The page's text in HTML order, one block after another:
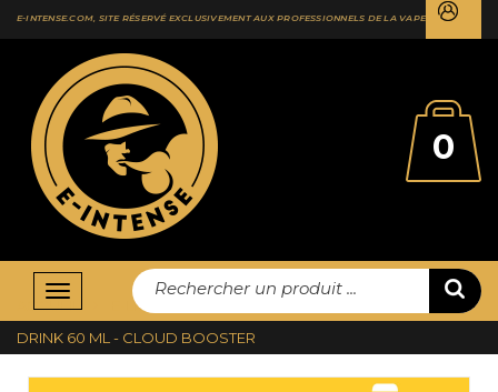
E-INTENSE.COM, SITE RÉSERVÉ EXCLUSIVEMENT AUX PROFESSIONNELS DE LA VAPE
Rechercher un produit ...
0
Basculer
la
navigation
ACCUEIL E-LIQUIDES
DRINK 60 ML - CLOUD BOOSTER